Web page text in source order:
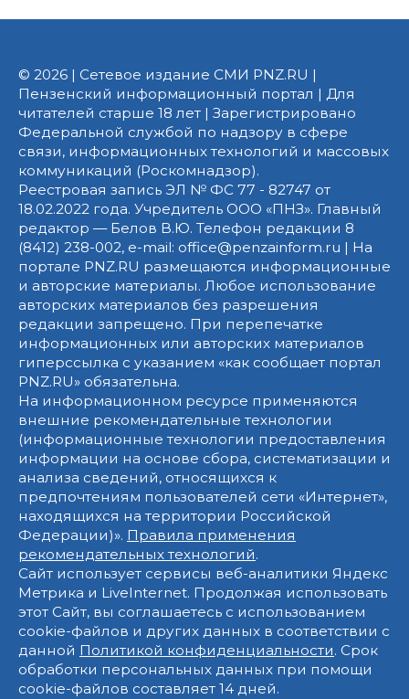
© 2026 | Сетевое издание СМИ PNZ.RU |
Пензенский информационный портал | Для
читателей старше 18 лет | Зарегистрировано
Федеральной службой по надзору в сфере
связи, информационных технологий и массовых
коммуникаций (Роскомнадзор).
Реестровая запись ЭЛ № ФС 77 - 82747 от
18.02.2022 года. Учредитель ООО «ПНЗ». Главный
редактор — Белов В.Ю. Телефон редакции 8
(8412) 238-002, e-mail: office@penzainform.ru | На
портале PNZ.RU размещаются информационные
и авторские материалы. Любое использование
авторских материалов без разрешения
редакции запрещено. При перепечатке
информационных или авторских материалов
гиперссылка с указанием «как сообщает портал
PNZ.RU» обязательна.
На информационном ресурсе применяются
внешние рекомендательные технологии
(информационные технологии предоставления
информации на основе сбора, систематизации и
анализа сведений, относящихся к
предпочтениям пользователей сети «Интернет»,
находящихся на территории Российской
Федерации)». Правила применения
рекомендательных технологий.
Сайт использует сервисы веб-аналитики Яндекс
Метрика и LiveInternet. Продолжая использовать
этот Сайт, вы соглашаетесь с использованием
cookie-файлов и других данных в соответствии с
данной Политикой конфиденциальности. Срок
обработки персональных данных при помощи
cookie-файлов составляет 14 дней.